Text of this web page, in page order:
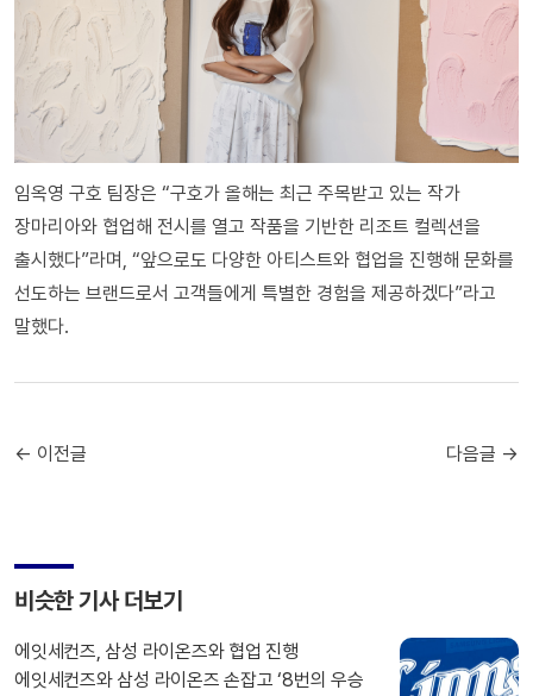
임옥영 구호 팀장은 “구호가 올해는 최근 주목받고 있는 작가
장마리아와 협업해 전시를 열고 작품을 기반한 리조트 컬렉션을
출시했다”라며, “앞으로도 다양한 아티스트와 협업을 진행해 문화를
선도하는 브랜드로서 고객들에게 특별한 경험을 제공하겠다”라고
말했다.
← 이전글 다음글 →
비슷한 기사 더보기
에잇세컨즈, 삼성 라이온즈와 협업 진행
에잇세컨즈와 삼성 라이온즈 손잡고 ‘8번의 우승